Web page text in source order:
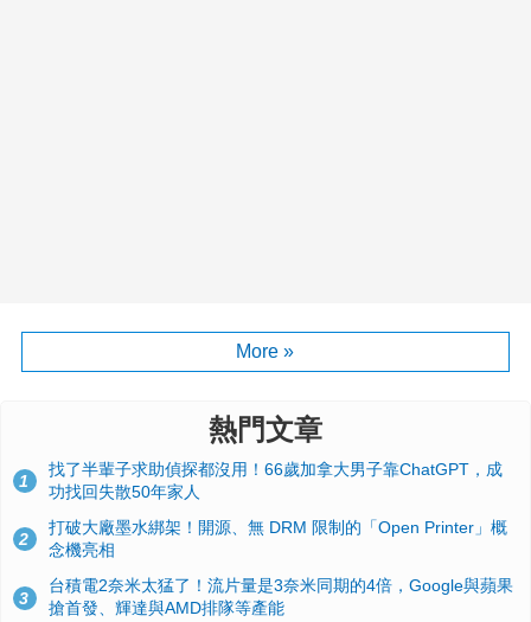
More »
熱門文章
1
找了半輩子求助偵探都沒用！66歲加拿大男子靠ChatGPT，成
功找回失散50年家人
2
打破大廠墨水綁架！開源、無 DRM 限制的「Open Printer」概
念機亮相
3
台積電2奈米太猛了！流片量是3奈米同期的4倍，Google與蘋果
搶首發、輝達與AMD排隊等產能